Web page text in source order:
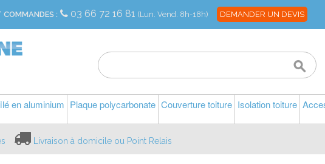
COMMANDES : 03 66 72 16 81 (Lun. Vend. 8h-18h) DEMANDER UN DEVIS
en aluminium Plaque polycarbonate Couverture toiture Isolation toiture
Livraison à domicile ou Point Relais